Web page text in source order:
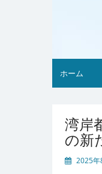
ホーム
湾岸
の新
2025年